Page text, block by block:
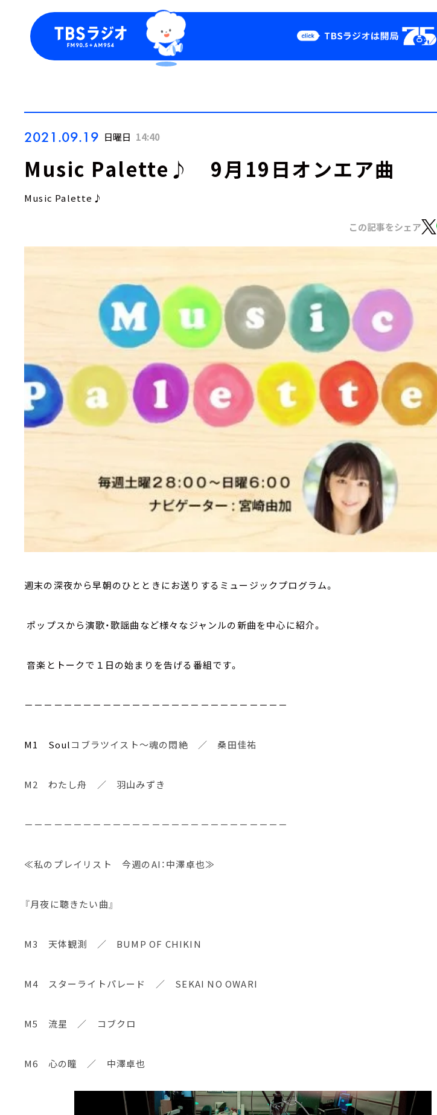
Podcast
YouTube
2021.09.19 日曜日 14:40
Music Palette♪ 9月19日オンエア曲
Music Palette♪
この記事をシェア
週末の深夜から早朝のひとときにお送りするミュージックプログラム。
ポップスから演歌・歌謡曲など様々なジャンルの新曲を中心に紹介。
音楽とトークで１日の始まりを告げる番組です。
－－－－－－－－－－－－－－－－－－－－－－－－－－－
M1 Soulコブラツイスト～魂の悶絶 ／ 桑田佳祐
M2 わたし舟 ／ 羽山みずき
－－－－－－－－－－－－－－－－－－－－－－－－－－－
≪私のプレイリスト 今週のAI：中澤卓也≫
『月夜に聴きたい曲』
M3 天体観測 ／ BUMP OF CHIKIN
M4 スターライトパレード ／ SEKAI NO OWARI
M5 流星 ／ コブクロ
M6 心の瞳 ／ 中澤卓也